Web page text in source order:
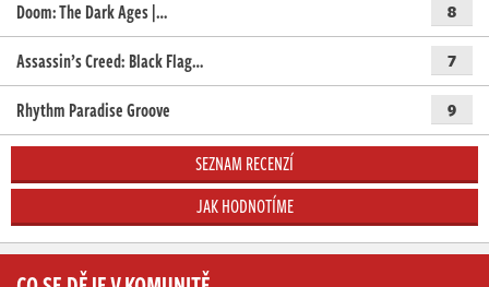
Doom: The Dark Ages |… 8
Assassin’s Creed: Black Flag… 7
Rhythm Paradise Groove 9
SEZNAM RECENZÍ
JAK HODNOTÍME